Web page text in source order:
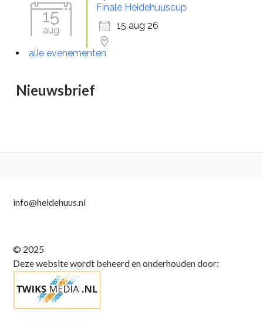
15
aug
Finale Heidehuuscup
15 aug 26
alle evenementen
Nieuwsbrief
Subsidiary
info@heidehuus.nl
© 2025
Deze website wordt beheerd en onderhouden door: